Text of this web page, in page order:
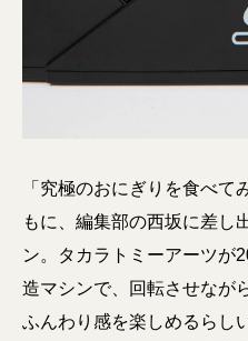
「究極のおにぎりを食べて
もに、編集部の西坂に差し
ン。タカラトミーアーツが
造マシンで、回転させなが
ふんわり感を楽しめるらし